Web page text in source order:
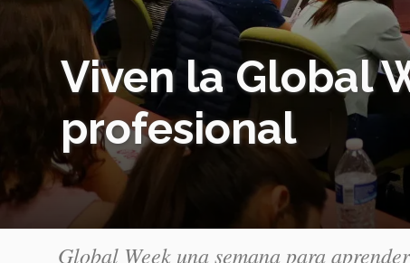
Viven la Global
profesional
Global Week una semana para